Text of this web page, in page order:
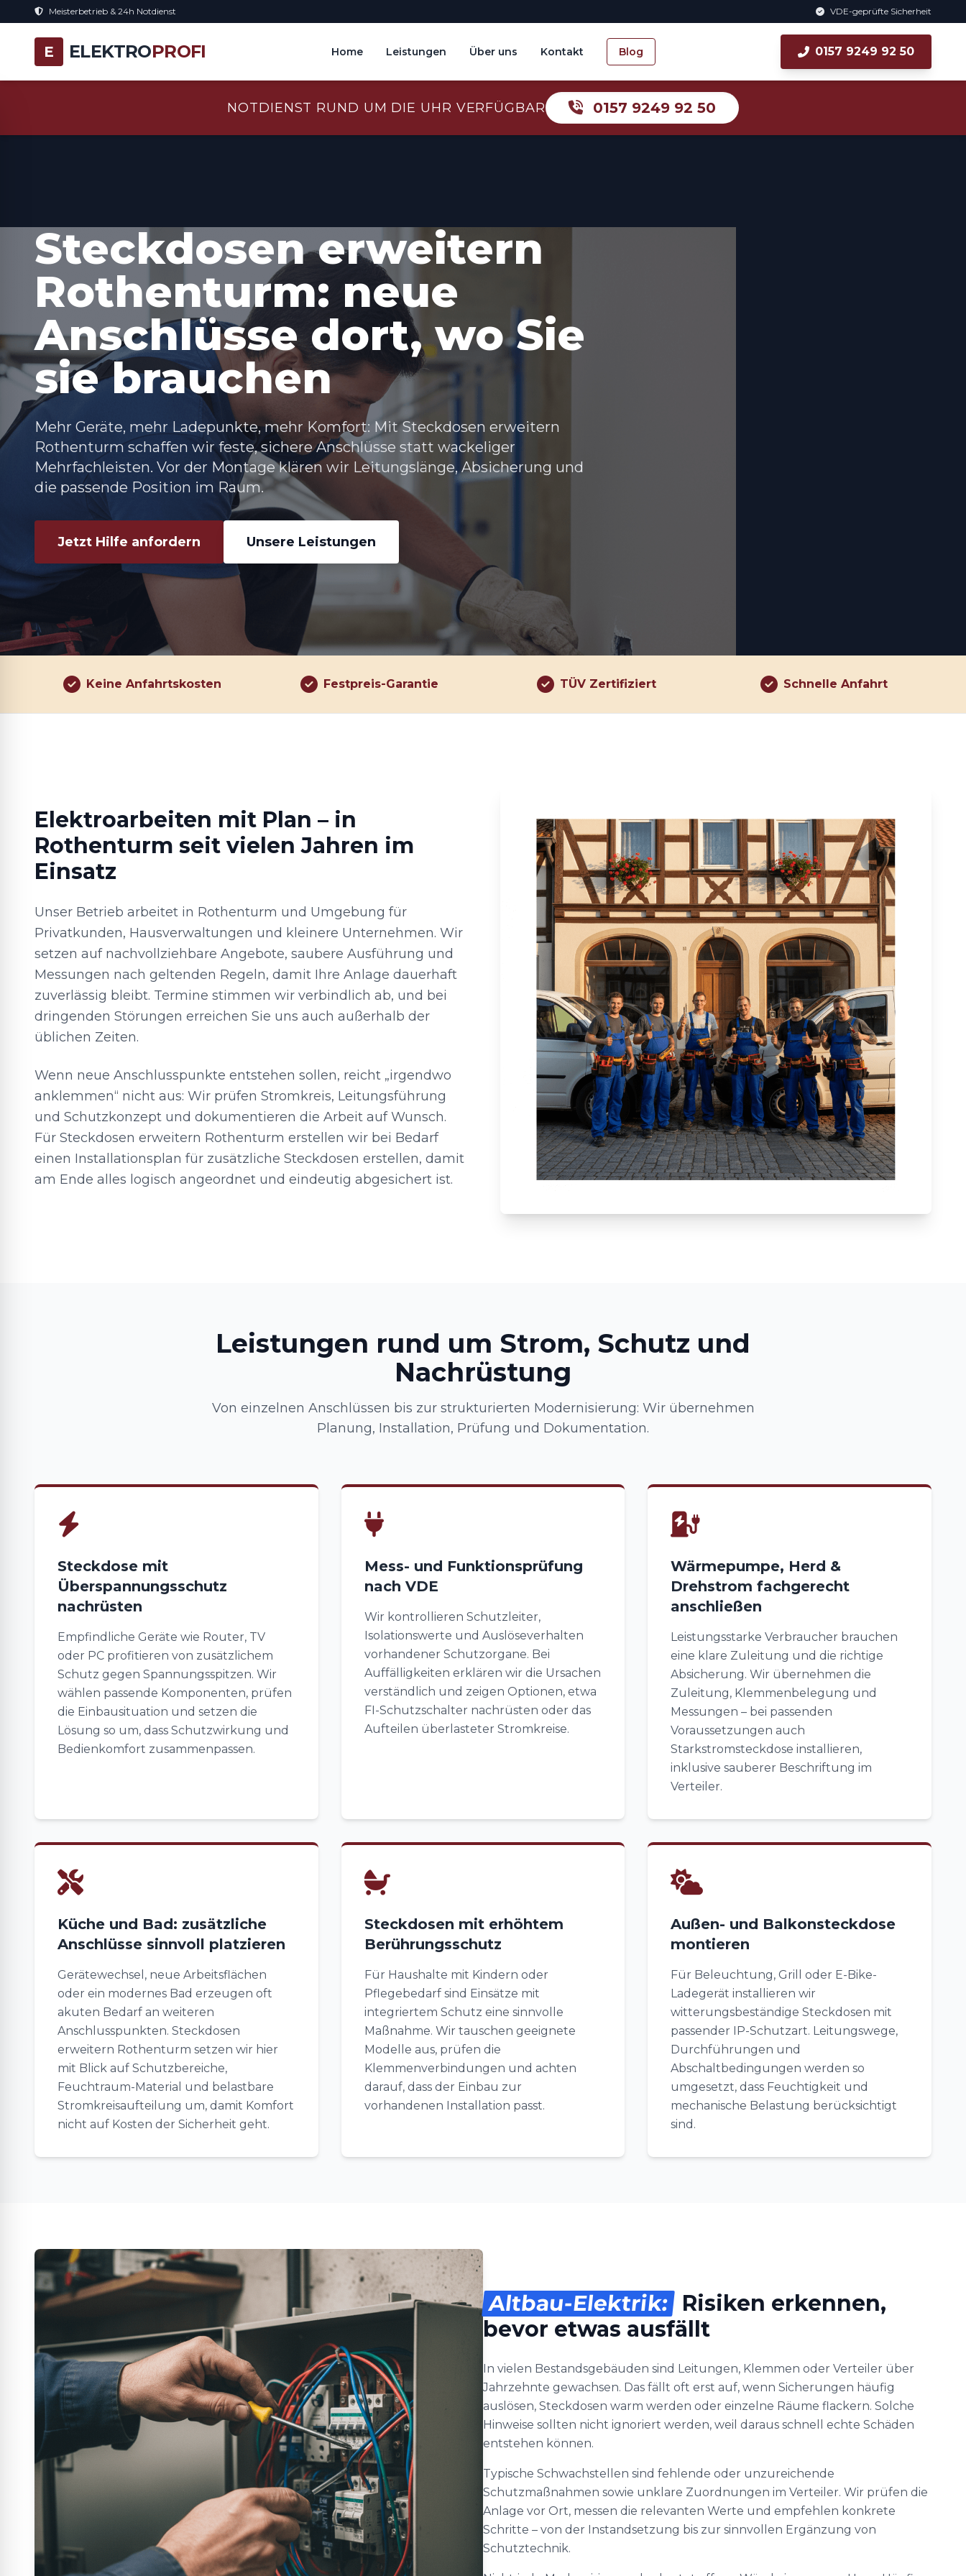
Meisterbetrieb & 24h Notdienst VDE-geprüfte Sicherheit
E ELEKTROPROFI Home Leistungen Über uns Kontakt Blog 0157 9249 92 50
NOTDIENST RUND UM DIE UHR VERFÜGBAR 0157 9249 92 50
Steckdosen erweitern
Rothenturm: neue
Anschlüsse dort, wo Sie
sie brauchen
Mehr Geräte, mehr Ladepunkte, mehr Komfort: MitSteckdosen erweitern
Rothenturmschaffen wir feste, sichere Anschlüsse statt wackeliger
Mehrfachleisten. Vor der Montage klären wir Leitungslänge, Absicherung und
die passende Position im Raum.
Jetzt Hilfe anfordern Unsere Leistungen
Keine Anfahrtskosten Festpreis-Garantie TÜV Zertifiziert Schnelle Anfahrt
Elektroarbeiten mit Plan – in
Rothenturm seit vielen Jahren im
Einsatz
Unser Betrieb arbeitet in Rothenturm und Umgebung für
Privatkunden, Hausverwaltungen und kleinere Unternehmen. Wir
setzen auf nachvollziehbare Angebote, saubere Ausführung und
Messungen nach geltenden Regeln, damit Ihre Anlage dauerhaft
zuverlässig bleibt. Termine stimmen wir verbindlich ab, und bei
dringenden Störungen erreichen Sie uns auch außerhalb der
üblichen Zeiten.
Wenn neue Anschlusspunkte entstehen sollen, reicht „irgendwo
anklemmen“ nicht aus: Wir prüfen Stromkreis, Leitungsführung
und Schutzkonzept und dokumentieren die Arbeit auf Wunsch.
Für Steckdosen erweitern Rothenturm erstellen wir bei Bedarf
einen Installationsplan für zusätzliche Steckdosen erstellen, damit
am Ende alles logisch angeordnet und eindeutig abgesichert ist.
Leistungen rund um Strom, Schutz und
Nachrüstung
Von einzelnen Anschlüssen bis zur strukturierten Modernisierung: Wir übernehmen
Planung, Installation, Prüfung und Dokumentation.
Steckdose mit
Überspannungsschutz
nachrüsten
Empfindliche Geräte wie Router, TV
oder PC profitieren von zusätzlichem
Schutz gegen Spannungsspitzen. Wir
wählen passende Komponenten, prüfen
die Einbausituation und setzen die
Lösung so um, dass Schutzwirkung und
Bedienkomfort zusammenpassen.
Mess- und Funktionsprüfung
nach VDE
Wir kontrollieren Schutzleiter,
Isolationswerte und Auslöseverhalten
vorhandener Schutzorgane. Bei
Auffälligkeiten erklären wir die Ursachen
verständlich und zeigen Optionen, etwa
FI-Schutzschalter nachrüsten oder das
Aufteilen überlasteter Stromkreise.
Wärmepumpe, Herd &
Drehstrom fachgerecht
anschließen
Leistungsstarke Verbraucher brauchen
eine klare Zuleitung und die richtige
Absicherung. Wir übernehmen die
Zuleitung, Klemmenbelegung und
Messungen – bei passenden
Voraussetzungen auch
Starkstromsteckdose installieren,
inklusive sauberer Beschriftung im
Verteiler.
Küche und Bad: zusätzliche
Anschlüsse sinnvoll platzieren
Gerätewechsel, neue Arbeitsflächen
oder ein modernes Bad erzeugen oft
akuten Bedarf an weiteren
Anschlusspunkten. Steckdosen
erweitern Rothenturm setzen wir hier
mit Blick auf Schutzbereiche,
Feuchtraum-Material und belastbare
Stromkreisaufteilung um, damit Komfort
nicht auf Kosten der Sicherheit geht.
Steckdosen mit erhöhtem
Berührungsschutz
Für Haushalte mit Kindern oder
Pflegebedarf sind Einsätze mit
integriertem Schutz eine sinnvolle
Maßnahme. Wir tauschen geeignete
Modelle aus, prüfen die
Klemmenverbindungen und achten
darauf, dass der Einbau zur
vorhandenen Installation passt.
Außen- und Balkonsteckdose
montieren
Für Beleuchtung, Grill oder E-Bike-
Ladegerät installieren wir
witterungsbeständige Steckdosen mit
passender IP-Schutzart. Leitungswege,
Durchführungen und
Abschaltbedingungen werden so
umgesetzt, dass Feuchtigkeit und
mechanische Belastung berücksichtigt
sind.
Altbau-Elektrik: Risiken erkennen,
bevor etwas ausfällt
In vielen Bestandsgebäuden sind Leitungen, Klemmen oder Verteiler über
Jahrzehnte gewachsen. Das fällt oft erst auf, wenn Sicherungen häufig
auslösen, Steckdosen warm werden oder einzelne Räume flackern. Solche
Hinweise sollten nicht ignoriert werden, weil daraus schnell echte Schäden
entstehen können.
Typische Schwachstellen sind fehlende oder unzureichende
Schutzmaßnahmen sowie unklare Zuordnungen im Verteiler. Wir prüfen die
Anlage vor Ort, messen die relevanten Werte und empfehlen konkrete
Schritte – von der Instandsetzung bis zur sinnvollen Ergänzung von
Schutztechnik.